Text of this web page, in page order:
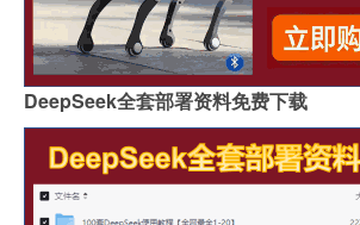
DeepSeek全套部署资料免费下载